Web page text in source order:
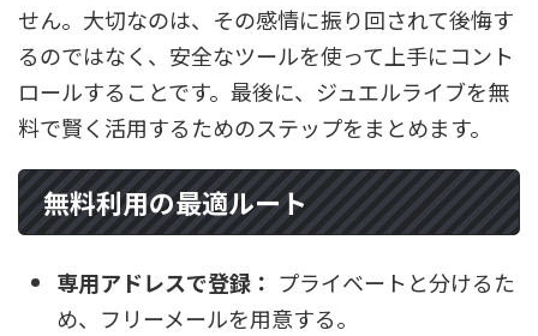
せん。大切なのは、その感情に振り回されて後悔す
るのではなく、安全なツールを使って上手にコント
ロールすることです。最後に、ジュエルライブを無
料で賢く活用するためのステップをまとめます。
無料利用の最適ルート
専用アドレスで登録： プライベートと分けるた
め、フリーメールを用意する。